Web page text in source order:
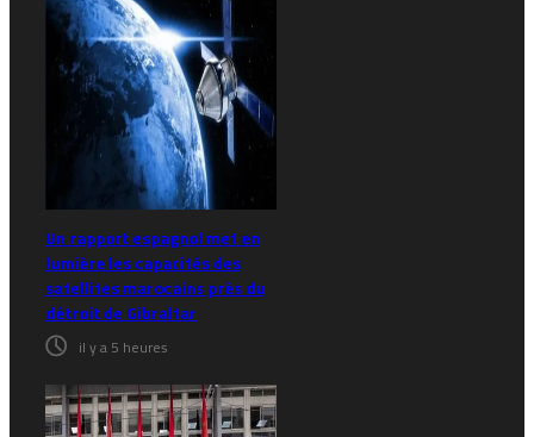
Un rapport espagnol met en
lumière les capacités des
satellites marocains près du
détroit de Gibraltar
il y a 5 heures